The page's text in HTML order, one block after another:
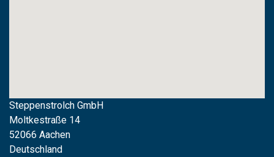
Steppenstrolch GmbH
Moltkestraße 14
52066 Aachen
Deutschland